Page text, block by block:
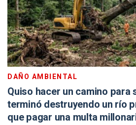
DAÑO AMBIENTAL
Quiso hacer un camino para
terminó destruyendo un río
que pagar una multa